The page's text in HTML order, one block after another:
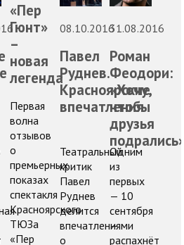
«Пер
Гюнт»
–
новая
легенда
Первая
волна
отзывов
о
премьерных
показах
спектакля
Красноярского
ТЮЗа
«Пер
08.10.2016
Павел
Руднев.
Красноярские
впечатления
Театральный
критик
Павел
Руднев
делится
впечатлениями
о
31.08.2016
Роман
Феодори:
«Хочу,
чтобы
друзья
Одним
из
первых
— 10
сентября
—
распахнёт